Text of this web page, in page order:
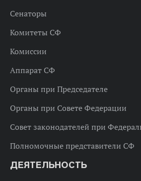
Сенаторы
Комитеты СФ
Комиссии
Аппарат СФ
Органы при Председателе
Органы при Совете Федерации
Совет законодателей при
Полномочные представители СФ
ДЕЯТЕЛЬНОСТЬ